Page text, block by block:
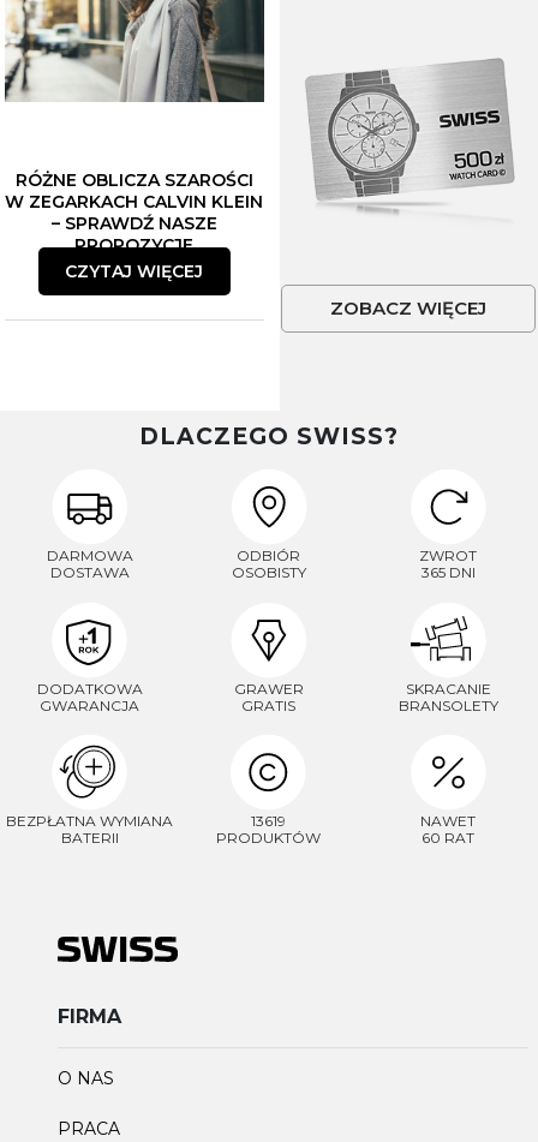
RÓŻNE OBLICZA SZAROŚCI
W ZEGARKACH CALVIN KLEIN
– SPRAWDŹ NASZE
PROPOZYCJE
CZYTAJ WIĘCEJ
ZOBACZ WIĘCEJ
DLACZEGO SWISS?
DARMOWA
DOSTAWA
ODBIÓR
OSOBISTY
ZWROT
365 DNI
DODATKOWA
GWARANCJA
GRAWER
GRATIS
SKRACANIE
BRANSOLETY
BEZPŁATNA WYMIANA
BATERII
13619
PRODUKTÓW
NAWET
60 RAT
FIRMA
O NAS
PRACA